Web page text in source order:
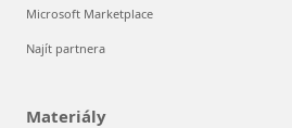
Microsoft Marketplace
Najít partnera
Materiály